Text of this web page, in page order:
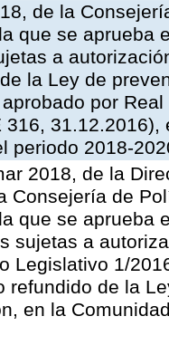
de la
que se aprueba
a
la Ley de
por
316,
periodo 2018-
2018, de la
Consejería de
que se aprueba
sujetas a
Legislativo 1/
refundido de la
en la